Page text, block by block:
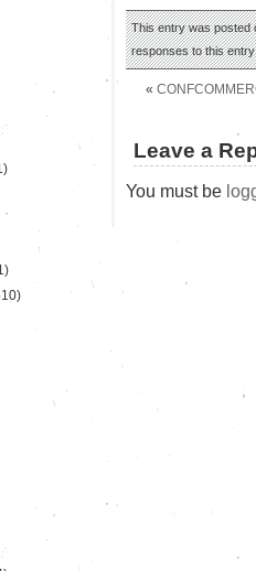
This entry was posted
responses to this
«
Leave a
You must be